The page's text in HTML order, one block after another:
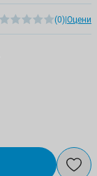
(0) Оцени